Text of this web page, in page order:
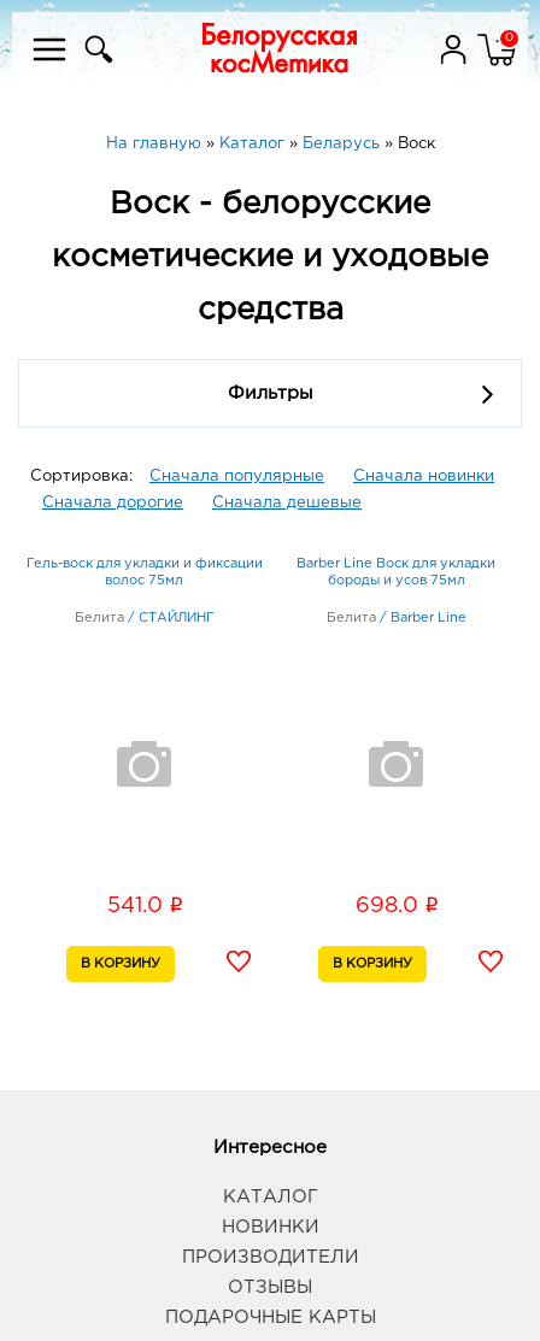
0
На главную» Каталог» Беларусь» Воск
Воск - белорусские
косметические и уходовые
средства
Фильтры
Сортировка: Сначала популярные
Сначала новинки
Сначала дорогие
Сначала дешевые
Гель-воск для укладки и фиксации
волос 75мл
Белита / СТАЙЛИНГ
541.0 i
Barber Linе Воск для укладки
бороды и усов 75мл
Белита / Barber Linе
698.0 i
Интересное
КАТАЛОГ
НОВИНКИ
ПРОИЗВОДИТЕЛИ
ОТЗЫВЫ
ПОДАРОЧНЫЕ КАРТЫ